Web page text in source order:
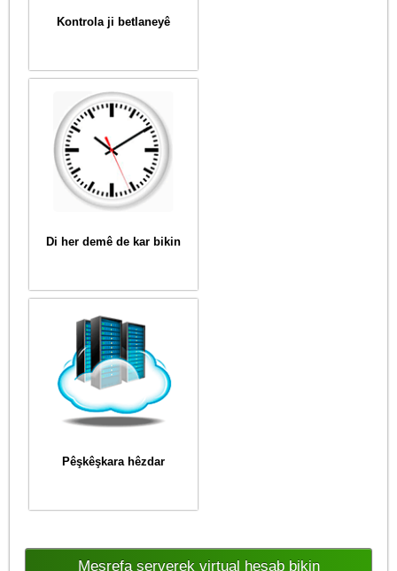
Kontrola ji betlaneyê
Di her demê de kar bikin
Pêşkêşkara hêzdar
Mesrefa serverek virtual hesab bikin